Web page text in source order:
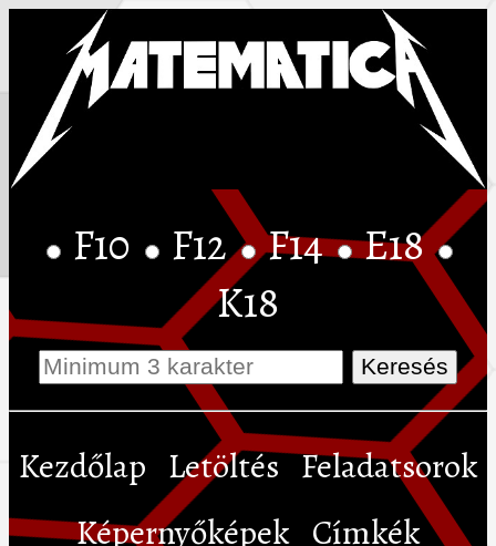
F10 F12 F14 E18
K18
Kezdőlap Letöltés Feladatsorok
Képernyőképek Címkék